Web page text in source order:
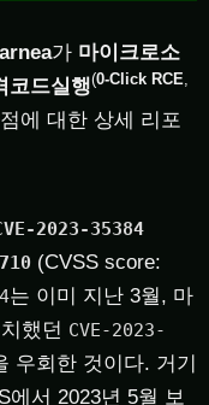
가 마이크로소
코드실행(0-Click RCE,
에 대한 상세 리포
2023-35384
(CVSS score:
는 이미 지난 3월, 마
했던 CVE-2023-
우회한 것이다. 거기
에서 2023년 5월 보